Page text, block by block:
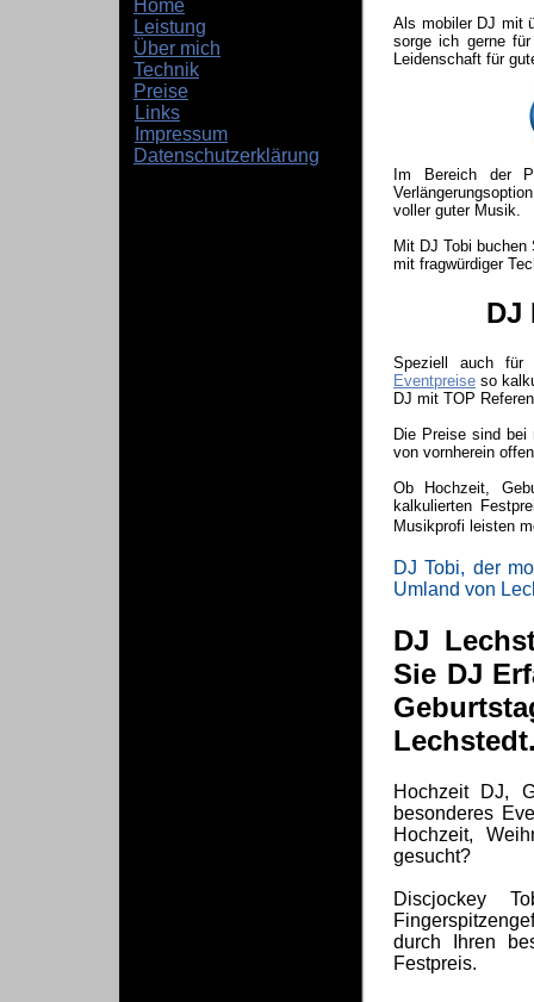
Home
Leistung
Über mich
Technik
Preise
Links
Impressum
Datenschutzerklärung
Als mobiler DJ mit
sorge ich gerne
Leidenschaft für
Im Bereich der
voller guter Musik.
Mit DJ Tobi
mit fragwürdiger
DJ
Speziell auch für
Eventpreise so
DJ mit TOP
Die Preise sind
von vornherein
Ob Hochzeit,
kalkulierten
Musikprofi leisten
DJ Tobi, der
Umland von
DJ
Sie DJ
Hochzeit DJ,
besonderes
Hochzeit,
gesucht?
Discjockey
durch Ihren
Festpreis.